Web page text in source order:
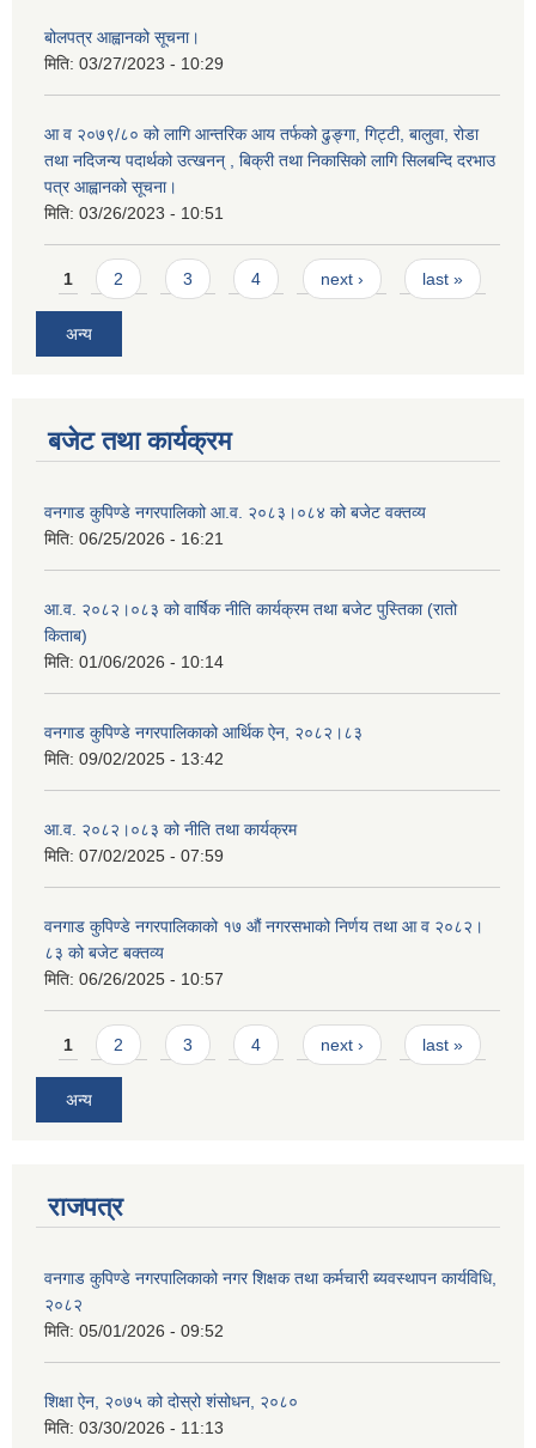
बोलपत्र आह्वानको सूचना।
मिति: 03/27/2023 - 10:29
आ व २०७९/८० को लागि आन्तरिक आय तर्फको ढुङ्गा, गिट्टी, बालुवा, रोडा
तथा नदिजन्य पदार्थको उत्खनन् , बिक्री तथा निकासिको लागि सिलबन्दि दरभाउ
पत्र आह्वानको सूचना।
मिति: 03/26/2023 - 10:51
Pages
1 2 3 4 next › last »
अन्य
बजेट तथा कार्यक्रम
वनगाड कुपिण्डे नगरपालिकाो आ.व. २०८३।०८४ को बजेट वक्तव्य
मिति: 06/25/2026 - 16:21
आ.व. २०८२।०८३ को वार्षिक नीति कार्यक्रम तथा बजेट पुस्तिका (रातो
किताब)
मिति: 01/06/2026 - 10:14
वनगाड कुपिण्डे नगरपालिकाको आर्थिक ऐन, २०८२।८३
मिति: 09/02/2025 - 13:42
आ.व. २०८२।०८३ को नीति तथा कार्यक्रम
मिति: 07/02/2025 - 07:59
वनगाड कुपिण्डे नगरपालिकाको १७ ‍औं नगरसभाको निर्णय तथा आ व २०८२।
८३ को बजेट बक्तव्य
मिति: 06/26/2025 - 10:57
Pages
1 2 3 4 next › last »
अन्य
राजपत्र
वनगाड कुपिण्डे नगरपालिकाको नगर शिक्षक तथा कर्मचारी ब्यवस्थापन कार्यविधि,
२०८२
मिति: 05/01/2026 - 09:52
शिक्षा ऐन, २०७५ को दोस्रो शंसोधन, २०८०
मिति: 03/30/2026 - 11:13